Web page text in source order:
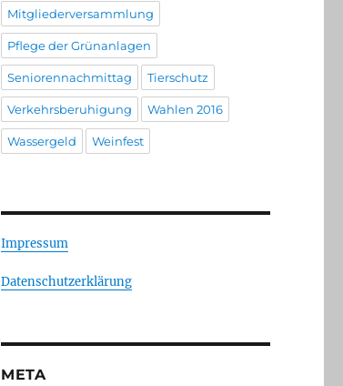
Mitgliederversammlung
Pflege der Grünanlagen
Seniorennachmittag Tierschutz
Verkehrsberuhigung Wahlen 2016
Wassergeld Weinfest
Impressum
Datenschutzerklärung
META